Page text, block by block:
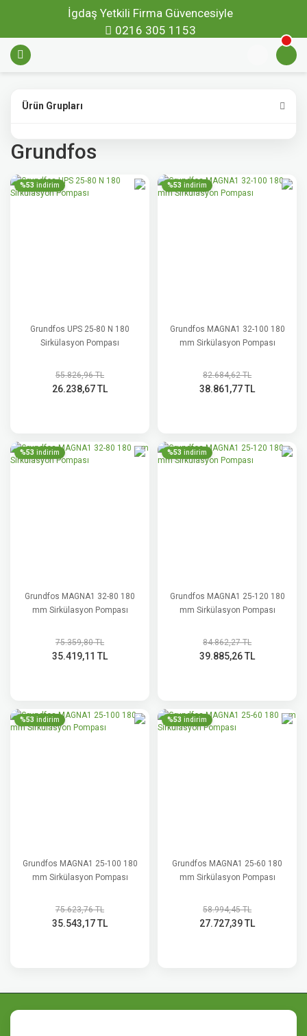
İgdaş Yetkili Firma Güvencesiyle
0216 305 1153
Ürün Grupları
Grundfos
%53 indirim
Grundfos UPS 25-80 N 180
Sirkülasyon Pompası
55.826,96 TL
26.238,67 TL
%53 indirim
Grundfos MAGNA1 32-100 180
mm Sirkülasyon Pompası
82.684,62 TL
38.861,77 TL
%53 indirim
Grundfos MAGNA1 32-80 180
mm Sirkülasyon Pompası
75.359,80 TL
35.419,11 TL
%53 indirim
Grundfos MAGNA1 25-120 180
mm Sirkülasyon Pompası
84.862,27 TL
39.885,26 TL
%53 indirim
Grundfos MAGNA1 25-100 180
mm Sirkülasyon Pompası
75.623,76 TL
35.543,17 TL
%53 indirim
Grundfos MAGNA1 25-60 180
mm Sirkülasyon Pompası
58.994,45 TL
27.727,39 TL